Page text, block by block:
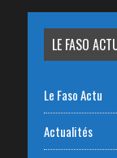
LE FASO
Le Faso Actu
Actualités